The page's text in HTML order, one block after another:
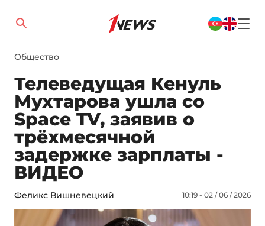
Общество
Телеведущая Кенуль
Мухтарова ушла со
Space TV, заявив о
трёхмесячной
задержке зарплаты -
ВИДЕО
Феликс Вишневецкий 10:19 - 02 / 06 / 2026